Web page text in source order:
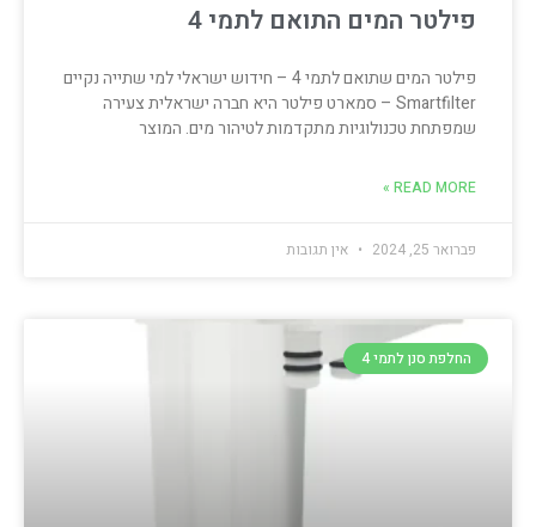
פילטר המים התואם לתמי 4
פילטר המים שתואם לתמי 4 – חידוש ישראלי למי שתייה נקיים
Smartfilter – סמארט פילטר היא חברה ישראלית צעירה
שמפתחת טכנולוגיות מתקדמות לטיהור מים. המוצר
READ MORE »
פברואר 25, 2024 אין תגובות
החלפת סנן לתמי 4